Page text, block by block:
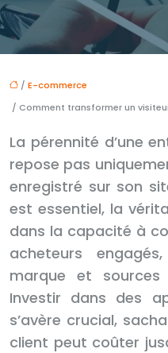
/ E-commerce
/ Comment transformer un
La pérennité d’une
repose pas
enregistré sur son
est essentiel, la
dans la capacité à
acheteurs
marque et sources
Investir dans des
s’avère crucial,
client peut coûter